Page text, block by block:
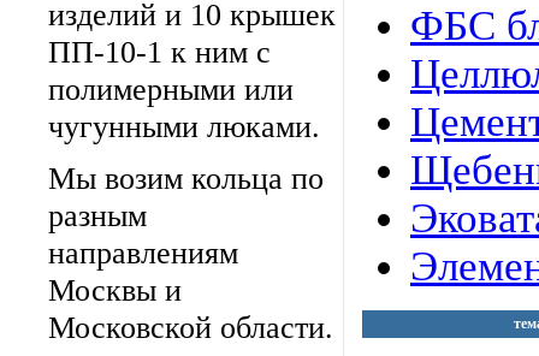
изделий и 10 крышек
ПП-10-1 к ним с
полимерными или
чугунными люками.
Мы возим кольца по
разным
направлениям
Москвы и
Московской области.
ФБС